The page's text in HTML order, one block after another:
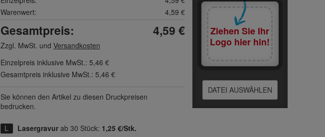
Warenwert:
4,59 €
Gesamtpreis: 4,59 €
Zzgl. MwSt. und Versandkosten
Einzelpreis inklusive MwSt.: 5,46 €
Gesamtpreis inklusive MwSt.: 5,46 €
Sie können den Artikel zu diesen Druck­preisen
bedrucken.
Lasergravur ab 30 Stück: 1,25 €/Stk.
Ziehen Sie Ihr
Logo hier hin!
DATEI AUSWÄHLEN